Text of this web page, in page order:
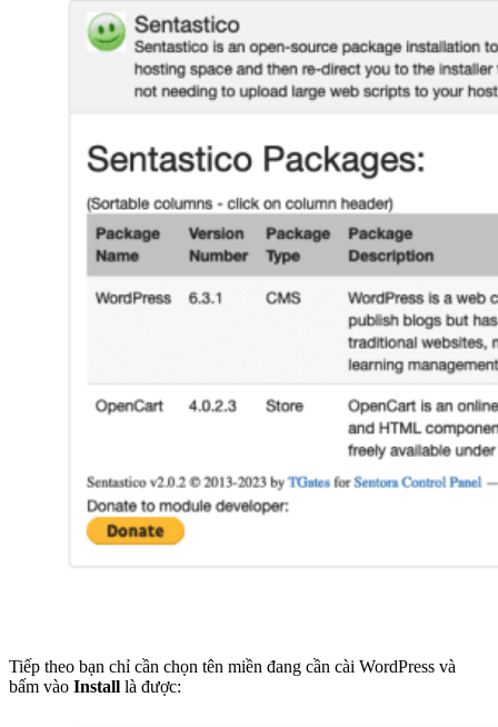
Tiếp theo bạn chỉ cần chọn tên miền đang cần cài WordPress và
bấm vào Install là được: